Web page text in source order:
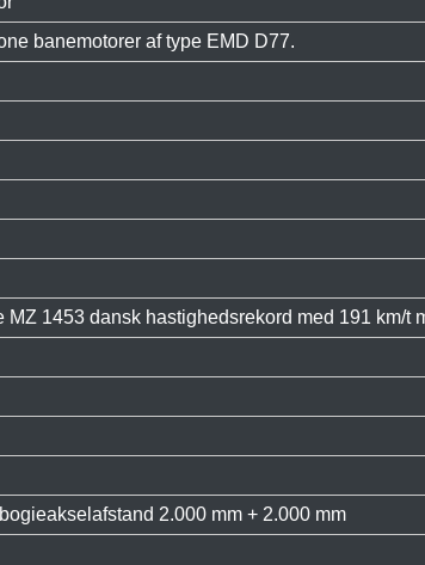
banemotorer af type EMD D77.
MZ 1453 dansk hastighedsrekord med 191 km/t
2.000 mm + 2.000 mm